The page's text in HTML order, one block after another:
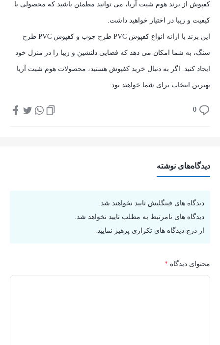
کفپوش از برند هوم شیت آریا، می‌ توانید مطمئن باشید که محصولی با
کیفیت و زیبا در اختیار خواهید داشت.
این برند با ارائه انواع کفپوش PVC طرح چوب و کفپوش PVC طرح
سنگ، به شما امکان می‌ دهد که فضایی دلنشین و زیبا را در منزل خود
ایجاد کنید. اگر به دنبال خرید کفپوش هستید، محصولات هوم شیت آریا
بهترین انتخاب برای شما خواهند بود.
0
دیدگاه‌های نوشته
دیدگاه های فینگلیش تایید نخواهند شد.
دیدگاه های نامرتبط به مطلب تایید نخواهد شد.
از درج دیدگاه های تکراری پرهیز نمایید.
محتوای دیدگاه *